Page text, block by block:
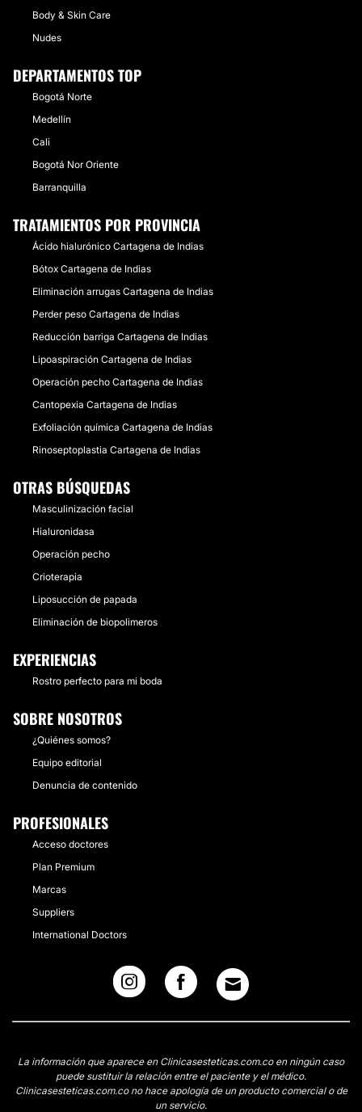
Body & Skin Care
Nudes
DEPARTAMENTOS TOP
Bogotá Norte
Medellín
Cali
Bogotá Nor Oriente
Barranquilla
TRATAMIENTOS POR PROVINCIA
Ácido hialurónico Cartagena de Indias
Bótox Cartagena de Indias
Eliminación arrugas Cartagena de Indias
Perder peso Cartagena de Indias
Reducción barriga Cartagena de Indias
Lipoaspiración Cartagena de Indias
Operación pecho Cartagena de Indias
Cantopexia Cartagena de Indias
Exfoliación química Cartagena de Indias
Rinoseptoplastia Cartagena de Indias
OTRAS BÚSQUEDAS
Masculinización facial
Hialuronidasa
Operación pecho
Crioterapia
Liposucción de papada
Eliminación de biopolimeros
EXPERIENCIAS
Rostro perfecto para mi boda
SOBRE NOSOTROS
¿Quiénes somos?
Equipo editorial
Denuncia de contenido
PROFESIONALES
Acceso doctores
Plan Premium
Marcas
Suppliers
International Doctors
La información que aparece en Clinicasesteticas.com.co en ningún caso
puede sustituir la relación entre el paciente y el médico.
Clinicasesteticas.com.co no hace apología de un producto comercial o de
un servicio.